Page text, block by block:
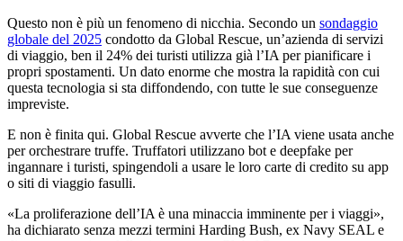
Questo non è più un fenomeno di nicchia. Secondo un sondaggio
globale del 2025 condotto da Global Rescue, un’azienda di servizi
di viaggio, ben il 24% dei turisti utilizza già l’IA per pianificare i
propri spostamenti. Un dato enorme che mostra la rapidità con cui
questa tecnologia si sta diffondendo, con tutte le sue conseguenze
impreviste.
E non è finita qui. Global Rescue avverte che l’IA viene usata anche
per orchestrare truffe. Truffatori utilizzano bot e deepfake per
ingannare i turisti, spingendoli a usare le loro carte di credito su app
o siti di viaggio fasulli.
«La proliferazione dell’IA è una minaccia imminente per i viaggi»,
ha dichiarato senza mezzi termini Harding Bush, ex Navy SEAL e